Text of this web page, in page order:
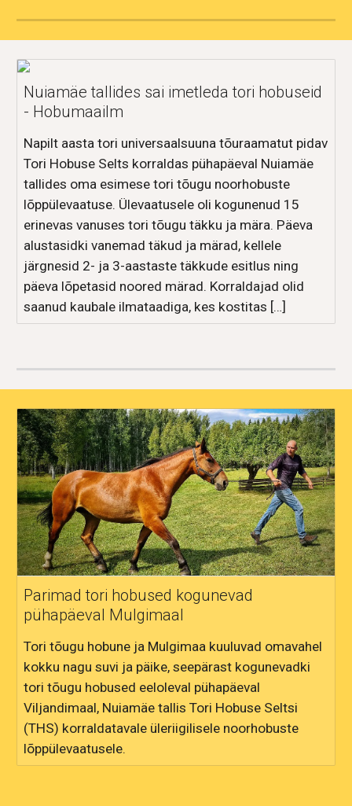
Nuiamäe tallides sai imetleda tori hobuseid
- Hobumaailm
Napilt aasta tori universaalsuuna tõuraamatut pidav
Tori Hobuse Selts korraldas pühapäeval Nuiamäe
tallides oma esimese tori tõugu noorhobuste
lõppülevaatuse. Ülevaatusele oli kogunenud 15
erinevas vanuses tori tõugu täkku ja mära. Päeva
alustasidki vanemad täkud ja märad, kellele
järgnesid 2- ja 3-aastaste täkkude esitlus ning
päeva lõpetasid noored märad. Korraldajad olid
saanud kaubale ilmataadiga, kes kostitas […]
Parimad tori hobused kogunevad
pühapäeval Mulgimaal
Tori tõugu hobune ja Mulgimaa kuuluvad omavahel
kokku nagu suvi ja päike, seepärast kogunevadki
tori tõugu hobused eeloleval pühapäeval
Viljandimaal, Nuiamäe tallis Tori Hobuse Seltsi
(THS) korraldatavale üleriigilisele noorhobuste
lõppülevaatusele.